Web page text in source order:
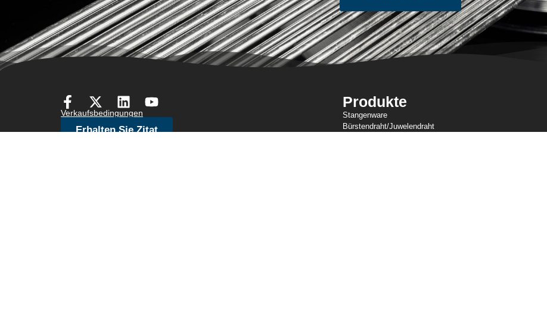
Verkaufsbedingungen
Erhalten Sie Zitat
Produkte
Stangenware
Bürstendraht/Juwelendraht